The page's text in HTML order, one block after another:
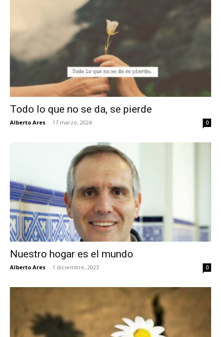
Todo lo que no se da, se pierde
Alberto Ares - 17 marzo, 2024 0
Nuestro hogar es el mundo
Alberto Ares - 1 diciembre, 2023 0